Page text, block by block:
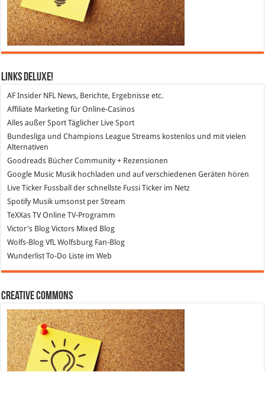
Links DeLuXe!
AF Insider NFL News, Berichte, Ergebnisse etc.
Affiliate Marketing für Online-Casinos
Alles außer Sport Täglicher Live Sport
Bundesliga und Champions League Streams kostenlos und mit vielen
Alternativen
Goodreads Bücher Community + Rezensionen
Google Music Musik hochladen und auf verschiedenen Geräten hören
Live Ticker Fussball der schnellste Fussi Ticker im Netz
SpotifyMusik umsonst per Stream
TeXXas TVOnline TV-Programm
Victor's Blog Victors Mixed Blog
Wolfs-Blog VfL Wolfsburg Fan-Blog
Wunderlist To-Do Liste im Web
Creative Commons